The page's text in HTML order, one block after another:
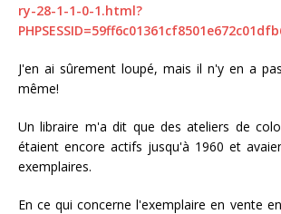
ry-28-1-1-0-1.html?
J'en ai sûrement loupé, mais il n'y en a
même!
Un libraire m'a dit que des ateliers de
étaient encore actifs jusqu'à 1960 et
exemplaires.
En ce qui concerne l'exemplaire en vente